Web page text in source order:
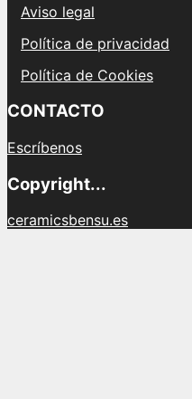
Aviso legal
Política de privacidad
Política de Cookies
CONTACTO
Escríbenos
Copyright...
ceramicsbensu.es